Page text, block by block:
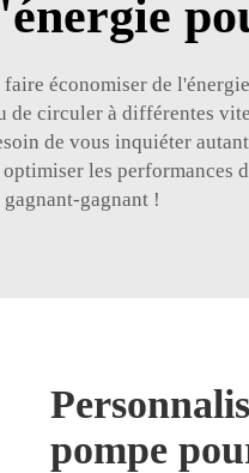
économiser de
circuler à différentes
de vous inquiéter
les performances
gagnant !
pompe